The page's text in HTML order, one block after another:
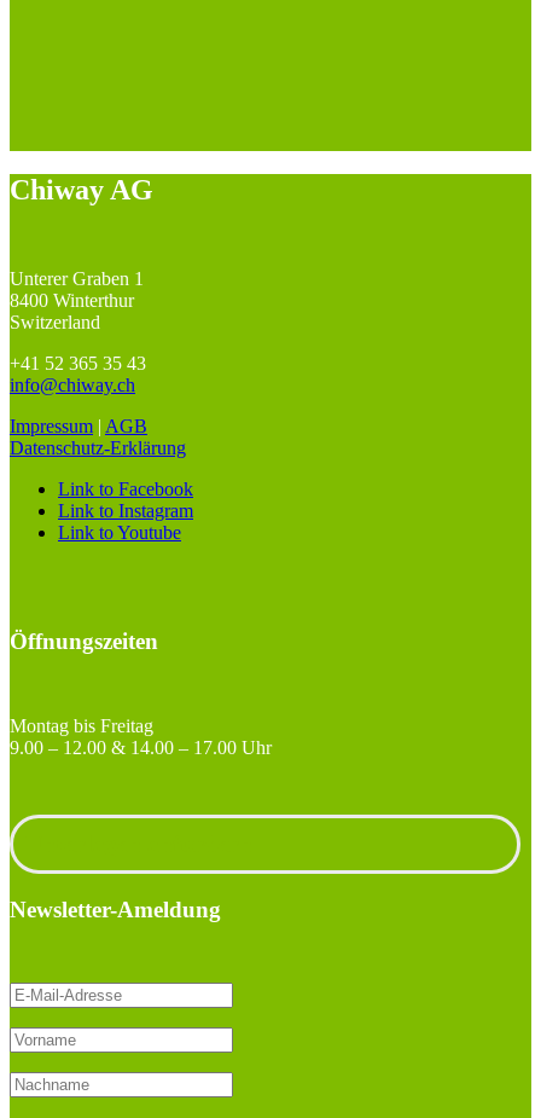
Chiway AG
Unterer Graben 1
8400 Winterthur
Switzerland
+41 52 365 35 43
info@chiway.ch
Impressum | AGB
Datenschutz-Erklärung
Link to Facebook
Link to Instagram
Link to Youtube
Öffnungszeiten
Montag bis Freitag
9.00 – 12.00 & 14.00 – 17.00 Uhr
Newsletter-Ameldung